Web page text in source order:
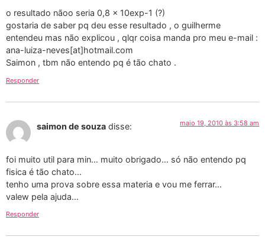
o resultado nãoo seria 0,8 x 10exp-1 (?)
gostaria de saber pq deu esse resultado , o guilherme
entendeu mas não explicou , qlqr coisa manda pro meu e-mail :
ana-luiza-neves[at]hotmail.com
Saimon , tbm não entendo pq é tão chato .
Responder
saimon de souza disse: maio 19, 2010 às 3:58 am
foi muito util para min… muito obrigado… só não entendo pq
fisica é tão chato…
tenho uma prova sobre essa materia e vou me ferrar…
valew pela ajuda…
Responder